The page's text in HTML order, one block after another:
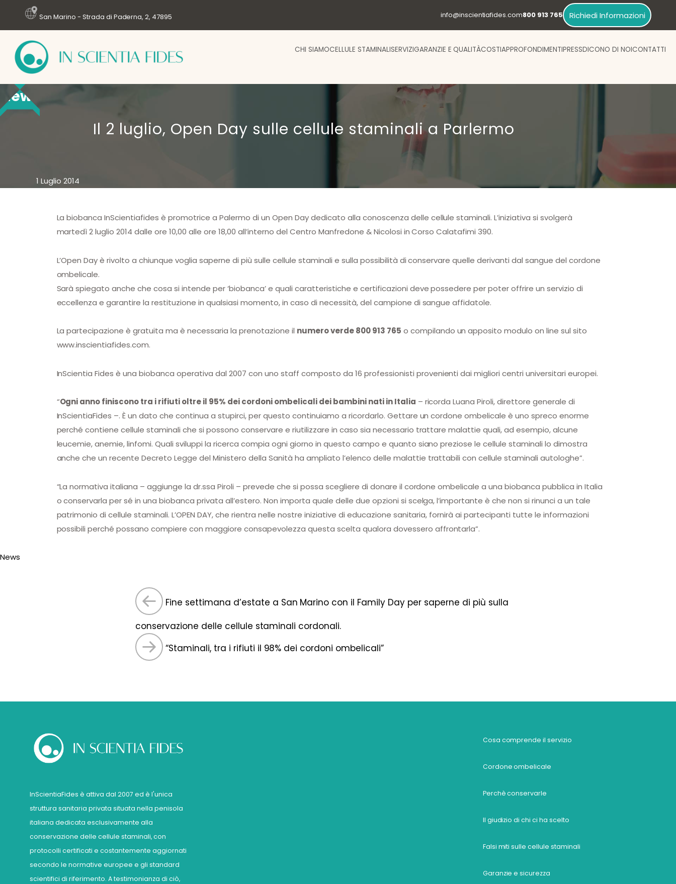
San Marino - Strada di Paderna, 2, 47895 info@inscientiafides.com800 913 765 Richiedi Informazioni
CHI SIAMOCELLULE STAMINALISERVIZIGARANZIE E QUALITÀCOSTIAPPROFONDIMENTIPRESSDICONO DI NOICONTATTI
Il 2 luglio, Open Day sulle cellule staminali a Parlermo
1 Luglio 2014
News
La biobanca InScientiafides è promotrice a Palermo di un Open Day dedicato alla conoscenza delle cellule staminali. L’iniziativa si svolgerà
martedì 2 luglio 2014 dalle ore 10,00 alle ore 18,00 all’interno del Centro Manfredone & Nicolosi in Corso Calatafimi 390.
L’Open Day è rivolto a chiunque voglia saperne di più sulle cellule staminali e sulla possibilità di conservare quelle derivanti dal sangue delcordone
ombelicale.
Sarà spiegato anche che cosa si intende per ‘biobanca’ e quali caratteristiche e certificazioni deve possedere per poter offrire un servizio di
eccellenza e garantire la restituzione in qualsiasi momento, in caso di necessità, del campione di sangue affidatole.
La partecipazione è gratuita ma è necessaria la prenotazione il numero verde 800 913 765 o compilando un apposito modulo on line sul sito
www.inscientiafides.com.
InScientia Fides è unabiobancaoperativa dal 2007 con uno staff composto da 16 professionisti provenienti dai migliori centri universitari europei.
“Ogni anno finiscono tra i rifiuti oltre il 95% dei cordoni ombelicali dei bambini nati in Italia – ricordaLuana Piroli, direttore generale di
InScientiaFides –. È un dato che continua a stupirci, per questo continuiamo a ricordarlo. Gettare un cordone ombelicale è uno spreco enorme
perché contiene cellule staminali che si possono conservare e riutilizzare in caso sia necessario trattare malattie quali, ad esempio, alcune
leucemie, anemie, linfomi. Quali sviluppi la ricerca compia ogni giorno in questo campo e quanto siano preziose le cellule staminali lo dimostra
anche che un recente Decreto Legge del Ministero della Sanità ha ampliato l’elenco delle malattie trattabili con cellule staminali autologhe”.
“La normativa italiana – aggiunge la dr.ssa Piroli – prevede che si possa scegliere di donare il cordone ombelicale a una biobanca pubblica in Italia
o conservarla per sé in una biobanca privata all’estero. Non importa quale delle due opzioni si scelga, l’importante è che non si rinunci a un tale
patrimonio di cellule staminali. L’OPEN DAY, che rientra nelle nostre iniziative di educazione sanitaria, fornirà ai partecipanti tutte le informazioni
possibili perché possano compiere con maggiore consapevolezza questa scelta qualora dovessero affrontarla”.
News
Fine settimana d’estate a San Marino con il Family Day per saperne di più sulla
conservazione delle cellule staminali cordonali.
“Staminali, tra i rifiuti il 98% dei cordoni ombelicali”
InScientiaFides è attiva dal 2007 ed è l'unica
struttura sanitaria privata situata nella penisola
italiana dedicata esclusivamente alla
conservazione delle cellule staminali, con
protocolli certificati e costantemente aggiornati
secondo le normative europee e gli standard
scientifici di riferimento. A testimonianza di ciò,
Cosa comprende il servizio
Cordone ombelicale
Perchè conservarle
Il giudizio di chi ci ha scelto
Falsi miti sulle cellule staminali
Garanzie e sicurezza